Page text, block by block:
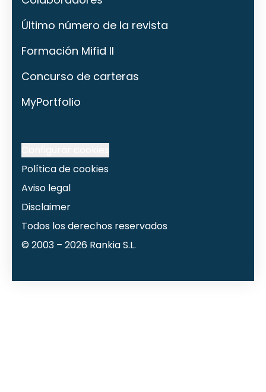
Último número de la revista
Formación Mifid II
Concurso de carteras
MyPortfolio
Política de cookies
Aviso legal
Disclaimer
Todos los derechos reservados
© 2003 – 2026 Rankia S.L.